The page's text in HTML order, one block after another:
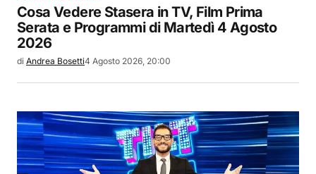
Cosa Vedere Stasera in TV, Film Prima
Serata e Programmi di Martedì 4 Agosto
2026
di Andrea Bosetti4 Agosto 2026, 20:00